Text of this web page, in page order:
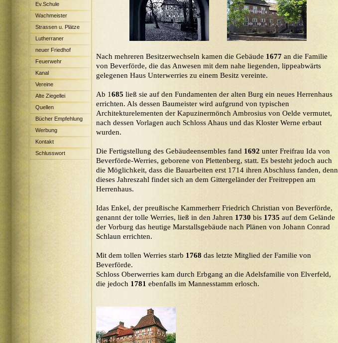
Maximilian
Ev.Schule
Wachmeister
Strassen u. Plätze
Lutherraner
neuer Friedhof
Feuerwehr
Kanal
Vereine
Alte Ziegellei
Quellen
Bücher Empfehlung
Werbung
Kontakt
Schlusswort
Nach mehreren Besitzerwechseln kamen die Gebäude 1677 an die Familie
von Beverförde, die das Anwesen mit dem nahe liegenden, lippeabwärts
gelegenen Haus Unterwerries zu einem Besitz vereinte.
Ab 1685 ließ sie auf den Fundamenten der alten Burg ein neues Herrenhaus
errichten. Als dessen Baumeister wird aufgrund von typischen
Architekturelementen der Kapuzinermönch Ambrosius von Oelde vermutet,
nach dessen Vorlagen auch Schloss Ahaus und das Kloster Werne erbaut
wurden.
Die Fertigstellung des Gebäudeensembles fand 1692 unter Freifrau Ida von
Beverförde-Werries, geborene von Plettenberg, statt. Es besteht jedoch auch
die Möglichkeit, dass die Bauarbeiten erst 1714 ihren Abschluss fanden, denn
dieses Jahreszahl findet sich an dem Gittergeländer der Freitreppen am
Herrenhaus.
Idas Enkel, der preußische Kammerherr Friedrich Christian von Beverförde,
genannt der tolle Werries, ließ in den Jahren 1730 bis 1735 auf dem Gelände
der Vorburg das heutige Marstallsgebäude nach Plänen von Johann Conrad
Schlaun errichten.
Mit dem tollen Werries starb 1768 das letzte Mitglied der Familie von
Beverförde.
Schloss Oberwerries kam durch Erbgang an die Adelsfamilie von Elverfeld,
die jedoch 1781 ebenfalls im Mannesstamm erlosch.